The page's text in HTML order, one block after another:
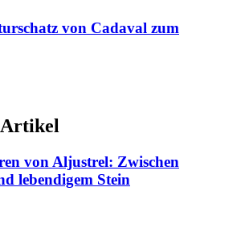
von Cadaval zum
Artikel
von Aljustrel: Zwischen
lebendigem Stein